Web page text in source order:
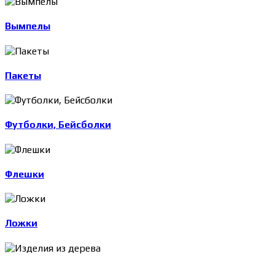
Вымпелы
Пакеты
Футболки, Бейсболки
Флешки
Ложки